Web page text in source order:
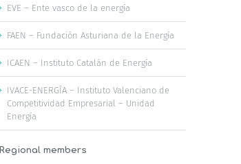
EVE – Ente vasco de la energía
FAEN – Fundación Asturiana de la Energía
ICAEN – Instituto Catalán de Energía
IVACE-ENERGÍA – Instituto Valenciano de
Competitividad Empresarial – Unidad
Energía
Regional members